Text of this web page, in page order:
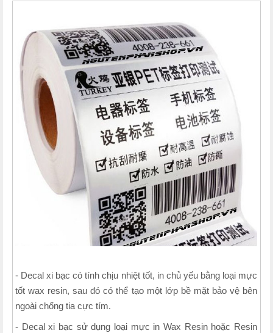
- Decal xi bạc có tính chịu nhiệt tốt, in chủ yếu bằng loại mực
tốt wax resin, sau đó có thể tạo một lớp bề mặt bảo vệ bên
ngoài chống tia cực tím.
- Decal xi bạc sử dụng loại mực in Wax Resin hoặc Resin